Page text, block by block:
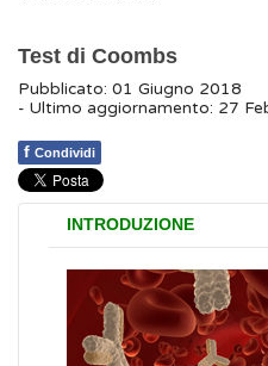
Test di Coombs
Pubblicato: 01 Giugno 2018
- Ultimo aggiornamento: 27
f Condividi
INTRODUZIONE